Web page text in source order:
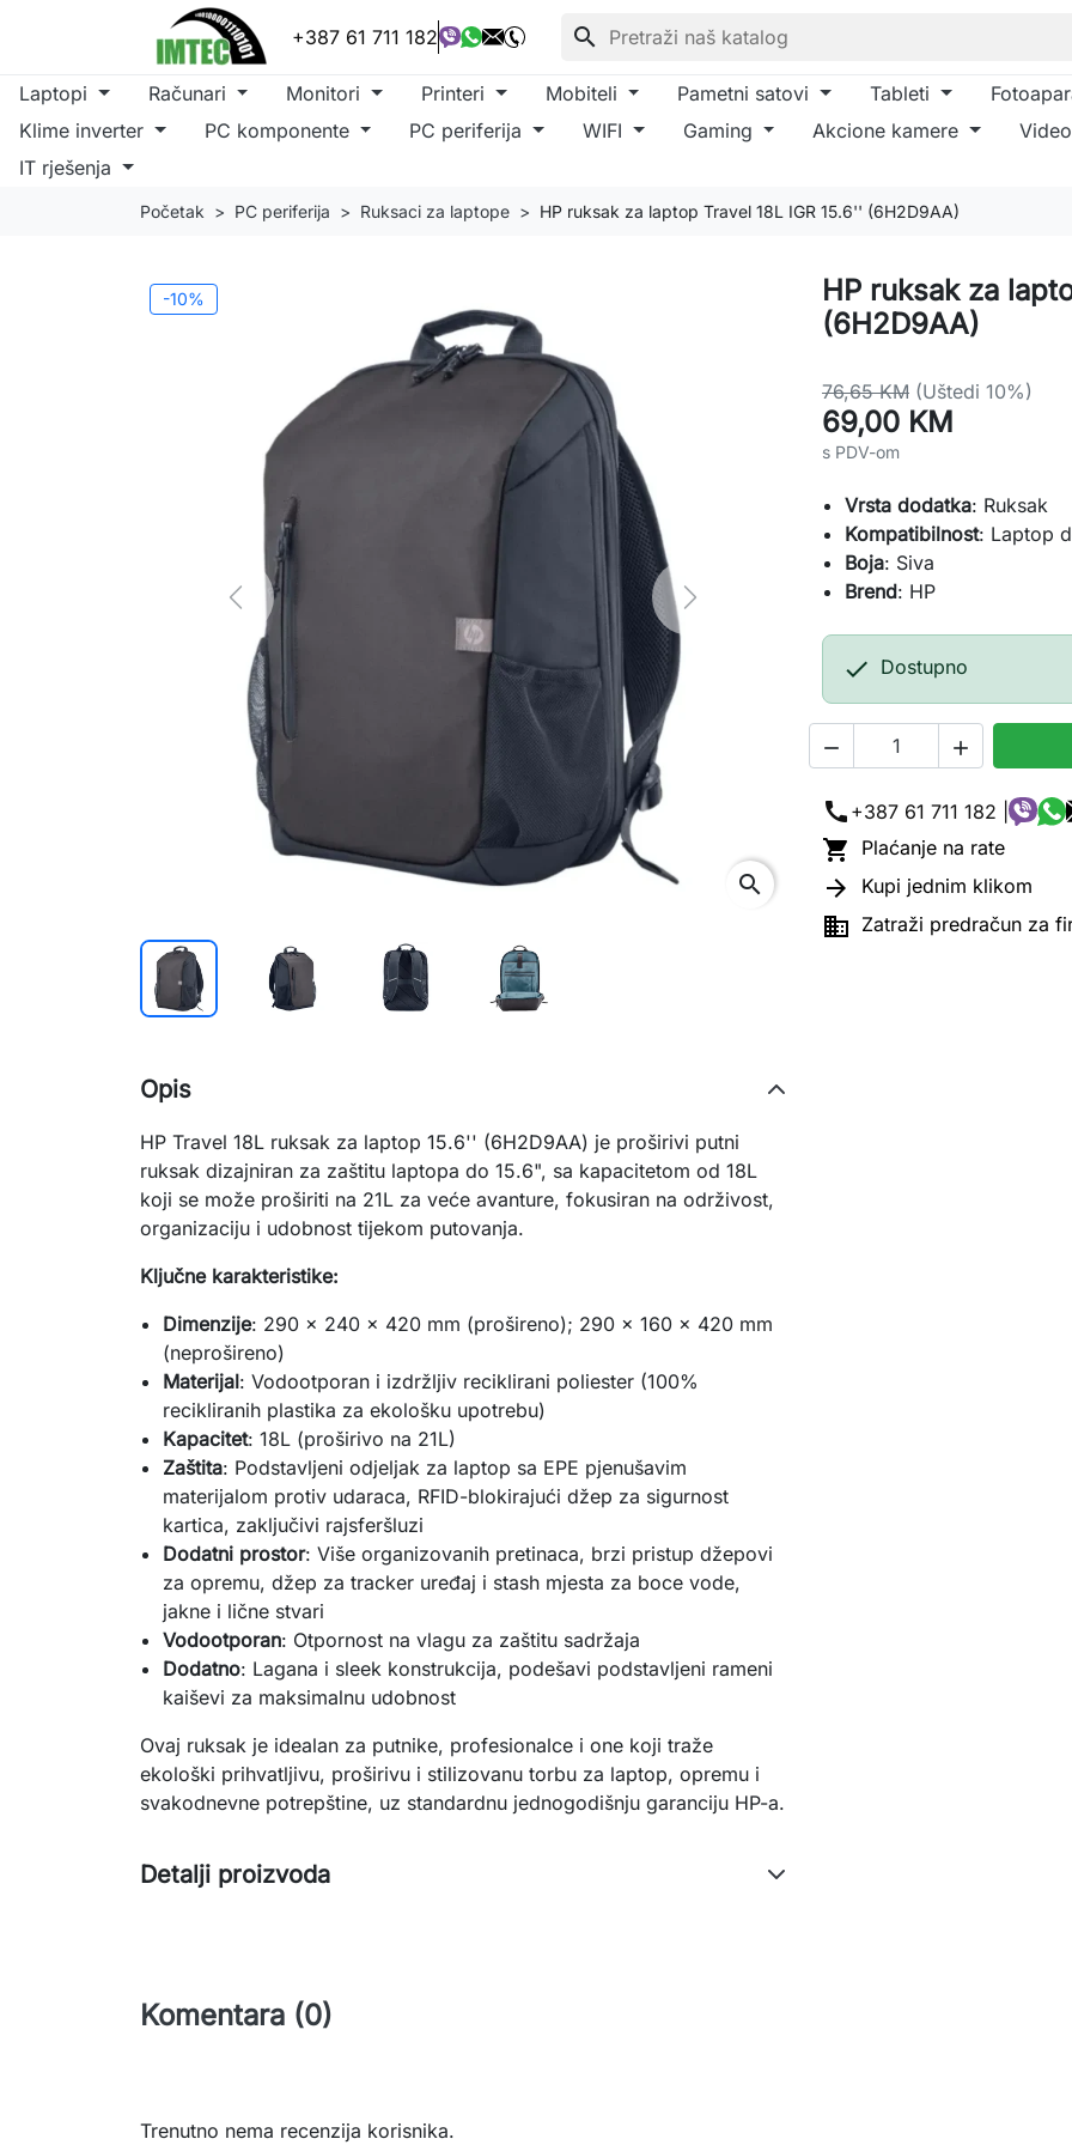
+387 61 711 182 search
Laptopi Računari Monitori Printeri Mobiteli Pametni satovi Tableti
Klime inverter
PC komponente PC periferija WIFI Gaming Akcione kamere
IT rješenja
Početak PC periferija Ruksaci za laptope HP ruksak za laptop Travel 18L IGR 15.6'' (6H2D9AA)
-10%
Previous Next
search
HP ruksak za
(6H2D9AA)
76,65 KM (Uštedi 10%)
69,00 KM
s PDV-om
Vrsta dodatka: Ruksak
Kompatibilnost: Laptop
Boja: Siva
Brend: HP
 Dostupno
 
call +387 61 711 182 |
 Plaćanje na rate
 Kupi jednim klikom
 Zatraži predračun za
Opis
HP Travel 18L ruksak za laptop 15.6'' (6H2D9AA) je proširivi putni
ruksak dizajniran za zaštitu laptopa do 15.6", sa kapacitetom od 18L
koji se može proširiti na 21L za veće avanture, fokusiran na održivost,
organizaciju i udobnost tijekom putovanja.
Ključne karakteristike:
Dimenzije: 290 x 240 x 420 mm (prošireno); 290 x 160 x 420 mm
(neprošireno)
Materijal: Vodootporan i izdržljiv reciklirani poliester (100%
recikliranih plastika za ekološku upotrebu)
Kapacitet: 18L (proširivo na 21L)
Zaštita: Podstavljeni odjeljak za laptop sa EPE pjenušavim
materijalom protiv udaraca, RFID-blokirajući džep za sigurnost
kartica, zaključivi rajsferšluzi
Dodatni prostor: Više organizovanih pretinaca, brzi pristup džepovi
za opremu, džep za tracker uređaj i stash mjesta za boce vode,
jakne i lične stvari
Vodootporan: Otpornost na vlagu za zaštitu sadržaja
Dodatno: Lagana i sleek konstrukcija, podešavi podstavljeni rameni
kaiševi za maksimalnu udobnost
Ovaj ruksak je idealan za putnike, profesionalce i one koji traže
ekološki prihvatljivu, proširivu i stilizovanu torbu za laptop, opremu i
svakodnevne potrepštine, uz standardnu jednogodišnju garanciju HP-a.
Detalji proizvoda
Komentara (0)
Trenutno nema recenzija korisnika.